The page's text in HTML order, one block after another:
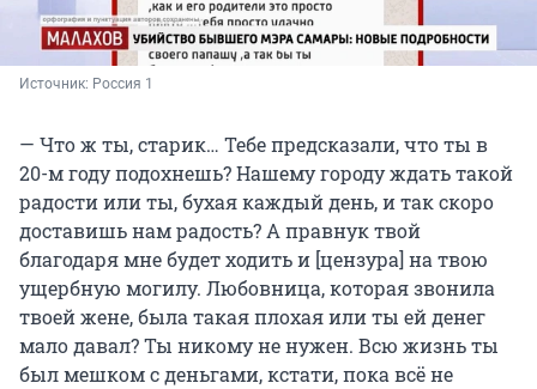
Источник: Россия 1
— Что ж ты, старик… Тебе предсказали, что ты в
20-м году подохнешь? Нашему городу ждать такой
радости или ты, бухая каждый день, и так скоро
доставишь нам радость? А правнук твой
благодаря мне будет ходить и [цензура] на твою
ущербную могилу. Любовница, которая звонила
твоей жене, была такая плохая или ты ей денег
мало давал? Ты никому не нужен. Всю жизнь ты
был мешком с деньгами, кстати, пока всё не